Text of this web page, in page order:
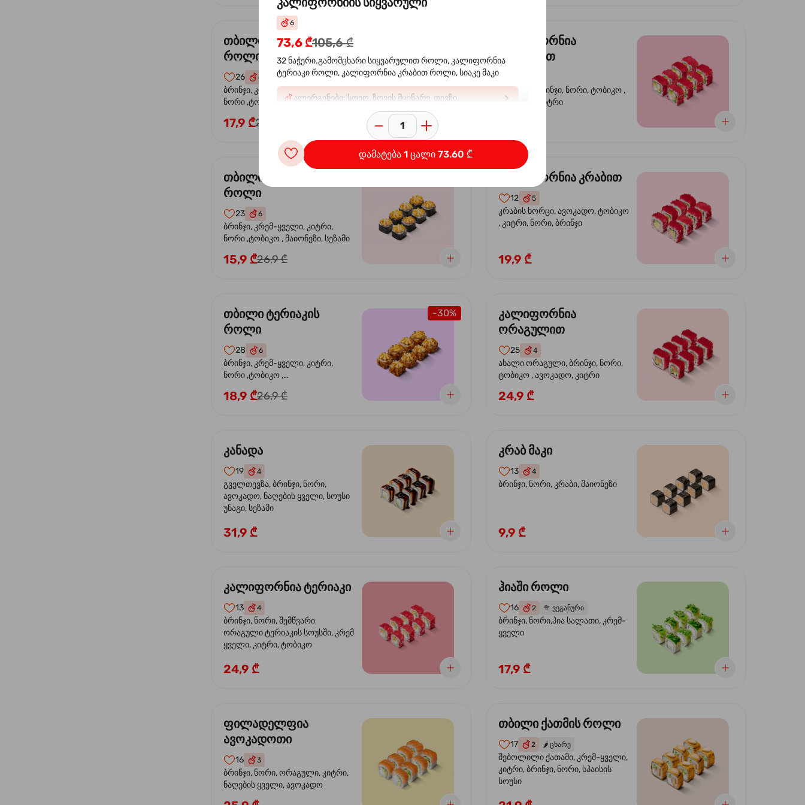
თბილი ორაგულის
როლი
26 6
ბრინჯი, კრემ-ყველი, კიტრი,
ნორი ,ტობიკო , მაიონეზი,
ფოთოლი
17,9 ₾24,9 ₾
კალიფორნია
კრევეტით
კრევეტი, ბრინჯი, ნორი, ტობიკო ,
ავოკადო, კიტრი
თბილი სიყვარული
როლი
23 6
ბრინჯი, კრემ-ყველი, კიტრი,
ნორი ,ტობიკო , მაიონეზი, სეზამი
15,9 ₾26,9 ₾
კალიფორნია კრაბით
12 5
კრაბის ხორცი, ავოკადო, ტობიკო
, კიტრი, ნორი, ბრინჯი
19,9 ₾
-30%
თბილი ტერიაკის
როლი
28 6
ბრინჯი, კრემ-ყველი, კიტრი,
ნორი ,ტობიკო ,
სეზამი, ტერიაკის სოუსი
18,9 ₾26,9 ₾
კალიფორნია
ორაგულით
25 4
ახალი ორაგული, ბრინჯი, ნორი,
ტობიკო , ავოკადო, კიტრი
24,9 ₾
კანადა
19 4
გველთევზა, ბრინჯი, ნორი,
ავოკადო, ნაღების ყველი, სოუსი
უნაგი, სეზამი
31,9 ₾
კრაბ მაკი
13 4
ბრინჯი, ნორი, კრაბი, მაიონეზი
9,9 ₾
კალიფორნია ტერიაკი
13 4
ბრინჯი, ნორი, შემწვარი
ორაგული ტერიაკის სოუსში, კრემ
ყველი, კიტრი, ტობიკო
24,9 ₾
ჰიაში როლი
16 2 🥦 ვეგანური
ბრინჯი, ნორი,ჰია სალათი, კრემ-
ყველი
17,9 ₾
ფილადელფია
ავოკადოთი
16 3
ბრინჯი, ნორი, ორაგული, კიტრი,
ნაღების ყველი, ავოკადო
თბილი ქათმის როლი
17 2 🌶️ ცხარე
შებოლილი ქათამი, კრემ-ყველი,
კიტრი, ბრინჯი, ნორი, სპაისის
სოუსი
6
73,6 ₾105,6 ₾
32 ნაჭერი.გამომცხარი სიყვარულით როლი, კალიფორნია
ტერიაკი როლი, კალიფორნია კრაბით როლი, სიაკე მაკი
ალერგენები: სოიო, ზღვის მცენარე, თევზი,
კიბორჩხალა, შირბახტი, ხიზილალა ტობიკო: E129*.
შეიძლება უარყოფითი გავლენა იქონიოს ბავშვებში
აქტივობასა და ყურადღებაზ
დამატება 1 ცალი 73.60 ₾